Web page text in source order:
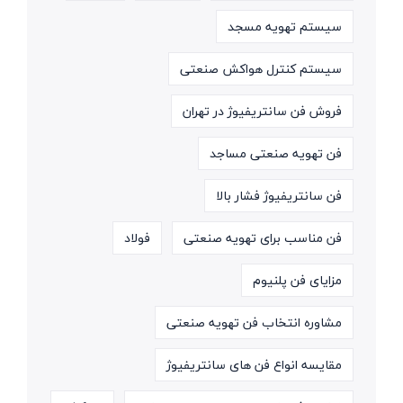
سیستم تهویه مسجد
سیستم کنترل هواکش صنعتی
فروش فن سانتریفیوژ در تهران
فن تهویه صنعتی مساجد
فن سانتریفیوژ فشار بالا
فن مناسب برای تهویه صنعتی
فولاد
مزایای فن پلنیوم
مشاوره انتخاب فن تهویه صنعتی
مقایسه انواع فن های سانتریفیوژ